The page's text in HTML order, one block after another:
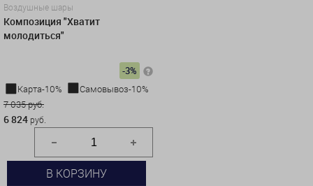
Воздушные шары
Композиция "Хватит
молодиться"
-3%
Карта-10%
Самовывоз-10%
7 035 руб.
6 824 руб.
В КОРЗИНУ